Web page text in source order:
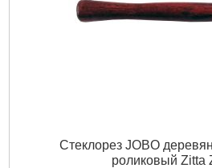
Стеклорез JOBO
роликовый Zitta